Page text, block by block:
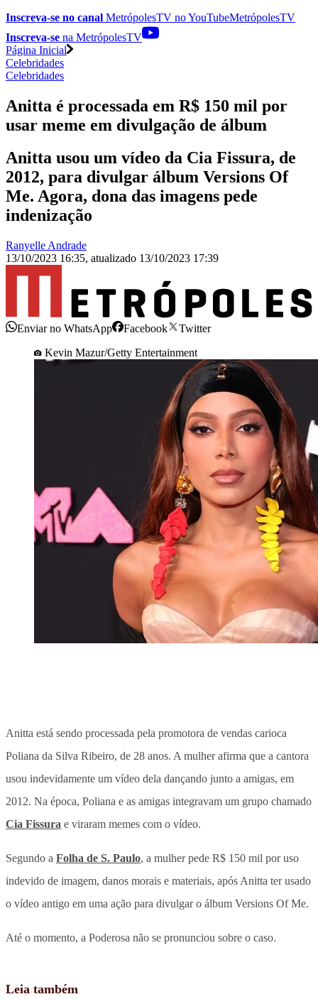
Inscreva-se no canal MetrópolesTV noYouTubeMetrópolesTV
Inscreva-se na MetrópolesTV
Página Inicial
Celebridades
Celebridades
Anitta é processada em R$ 150 mil por
usar meme em divulgação de álbum
Anitta usou um vídeo da Cia Fissura, de
2012, para divulgar álbum Versions Of
Me. Agora, dona das imagens pede
indenização
Ranyelle Andrade
13/10/2023 16:35, atualizado 13/10/2023 17:39
Enviar no WhatsApp Facebook
Twitter
Kevin Mazur/Getty Entertainment
Anitta está sendo processada pela promotora de vendas carioca
Poliana da Silva Ribeiro, de 28 anos. A mulher afirma que a cantora
usou indevidamente um vídeo dela dançando junto a amigas, em
2012. Na época, Poliana e as amigas integravam um grupo chamado
Cia Fissura e viraram memes com o vídeo.
Segundo a Folha de S. Paulo, a mulher pede R$ 150 mil por uso
indevido de imagem, danos morais e materiais, após Anitta ter usado
o vídeo antigo em uma ação para divulgar o álbum Versions Of Me.
Até o momento, a Poderosa não se pronunciou sobre o caso.
Leia também